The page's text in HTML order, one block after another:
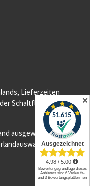
Lieferzeiten
Schaltfläche
ausgewiesen
im
✕